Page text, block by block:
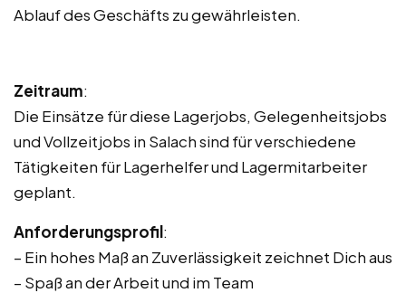
Ablauf des Geschäfts zu gewährleisten.
Zeitraum:
Die Einsätze für diese Lagerjobs, Gelegenheitsjobs
und Vollzeitjobs in Salach sind für verschiedene
Tätigkeiten für Lagerhelfer und Lagermitarbeiter
geplant.
Anforderungsprofil:
– Ein hohes Maß an Zuverlässigkeit zeichnet Dich aus
– Spaß an der Arbeit und im Team